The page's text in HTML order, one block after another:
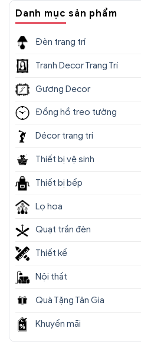
Danh mục sản phẩm
Đèn trang trí
Tranh Decor Trang Trí
Gương Decor
Đồng hồ treo tường
Décor trang trí
Thiết bị vệ sinh
Thiết bị bếp
Lọ hoa
Quạt trần đèn
Thiết kế
Nội thất
Quà Tặng Tân Gia
Khuyến mãi